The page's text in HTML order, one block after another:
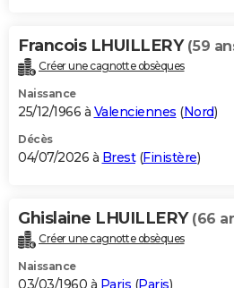
Bricolage
Lifestyle
Culture
Sport
Auto
Television
Voyage
Cinema
Francois LHUILLERY (59
Créer une cagnotte obsèques
Naissance
25/12/1966 à Valenciennes (Nord)
Décès
04/07/2026 à Brest(Finistère)
Ghislaine LHUILLERY (66
Créer une cagnotte obsèques
Naissance
03/03/1960 à Paris (Paris)